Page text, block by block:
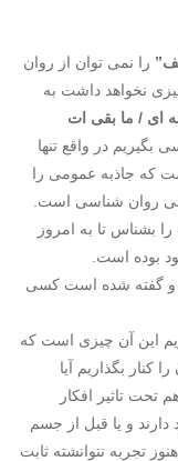
را نمی توان از روان
نخواهد داشت به
ای / ما بقی ات
بگیریم در واقع تنها
که جاذبه عمومی را
روان شناسی است.
بشناس تا به امروز
بوده است.
گفته شده است کسی
این آن چیزی است که
بگذاریم آیا
تاثیر افکار
دارند و یا قبل از جسم
تجربه نتوانشته ثابت